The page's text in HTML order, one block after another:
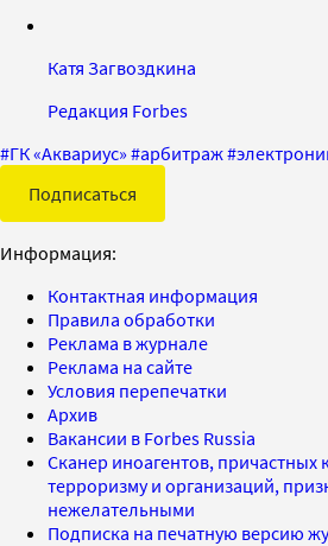
Катя Загвоздкина
Редакция Forbes
#ГК «Аквариус» #арбитраж#
Подписаться
Информация:
Контактная информация
Правила обработки
Реклама в журнале
Реклама на сайте
Условия перепечатки
Архив
Вакансии в Forbes Russia
Сканер иноагентов, причастных
терроризму и организаций,
нежелательными
Подписка на печатную версию